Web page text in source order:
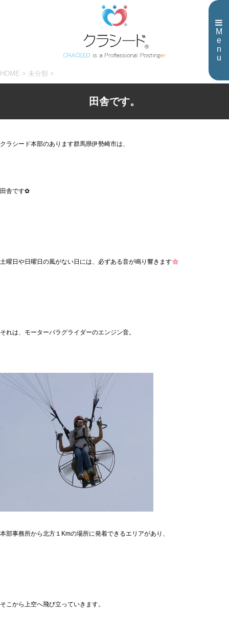
M
e
n
u
HOME > 未分類 >
田舎です。
クラシード本部のあります群馬県伊勢崎市は、
田舎です✿
土曜日や日曜日の風がない日には、必ずある音が鳴り響きます
それは、モーターパラグライダーのエンジン音。
本部事務所から北方１Kmの場所に発着できるエリアがあり、
そこから上空へ飛び立っていきます。